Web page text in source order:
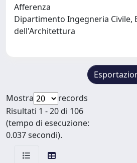
Afferenza
Dipartimento Ingegneria Civile,
dell'Architettura
Mostra
records
Risultati 1 - 20 di 106
(tempo di esecuzione:
0.037 secondi).